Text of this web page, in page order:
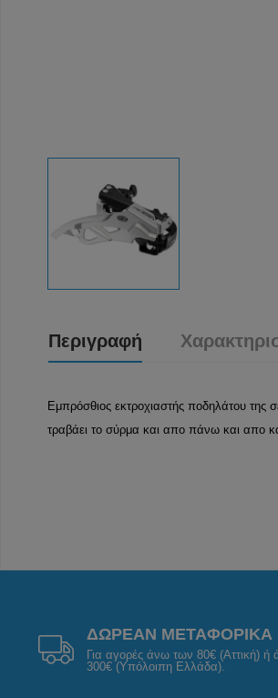
Περιγραφή
Εμπρόσθιος εκτροχιαστής ποδηλάτου της
τραβάει το σύρμα και απο πάνω και απο
ΔΩΡΕΑΝ ΜΕΤΑΦΟΡΙΚΑ
Για αγορές άνω των 80€ (Αττική) ή
300€ (Υπόλοιπη Ελλάδα).